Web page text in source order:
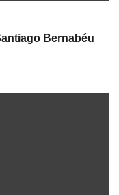
Bernabéu